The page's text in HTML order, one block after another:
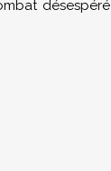
désespéré